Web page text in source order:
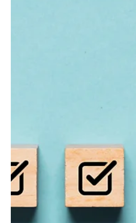
2 min de lecture
Astuce RSE : Et si on
dans nos mails ?
Mails et impact